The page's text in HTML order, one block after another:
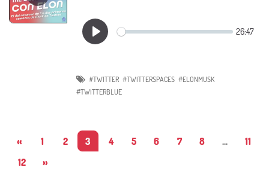
#TWITTER #TWITTERSPACES #ELONMUSK
#TWITTERBLUE
« 1 2 3 4 5 6 7 8 ...
11
12
»